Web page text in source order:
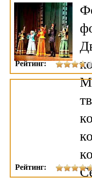
Рейтинг:
Рейтинг: